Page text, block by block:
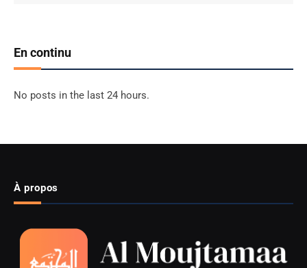
En continu
No posts in the last 24 hours.
À propos